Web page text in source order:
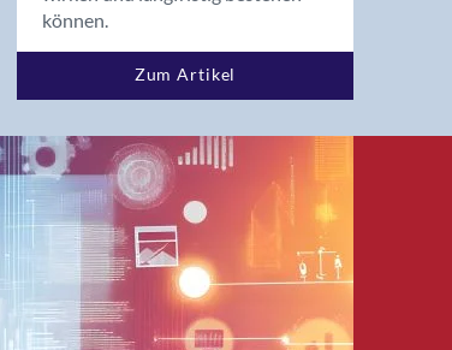
können.
Zum Artikel